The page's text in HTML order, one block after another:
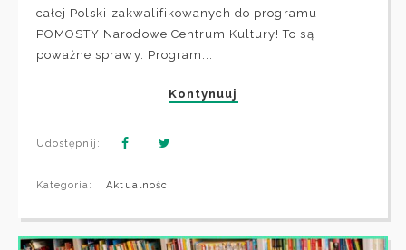
całej Polski zakwalifikowanych do programu
POMOSTY Narodowe Centrum Kultury! To są
poważne sprawy. Program...
Kontynuuj
Udostępnij:
Kategoria: Aktualności